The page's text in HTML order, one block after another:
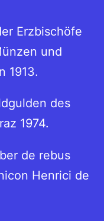
Erzbischöfe
und
1913.
des
1974.
de rebus
Henrici de